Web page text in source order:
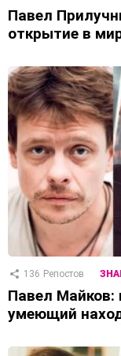
Павел
открытие в
136 Репостов
Павел Майков:
умеющий